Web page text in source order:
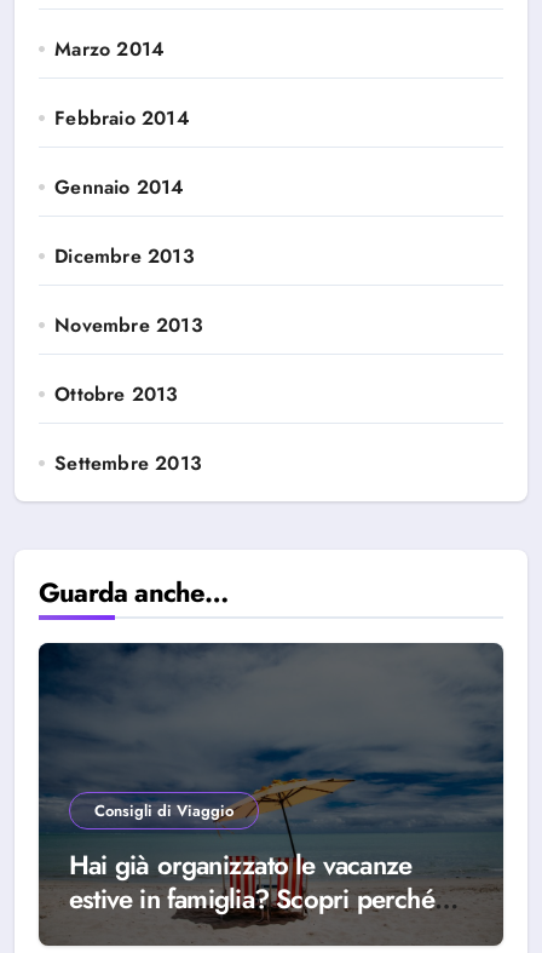
Marzo 2014
Febbraio 2014
Gennaio 2014
Dicembre 2013
Novembre 2013
Ottobre 2013
Settembre 2013
Guarda anche…
Consigli di Viaggio
Hai già organizzato le vacanze
estive in famiglia? Scopri perché
scegliere Alba Adriatica